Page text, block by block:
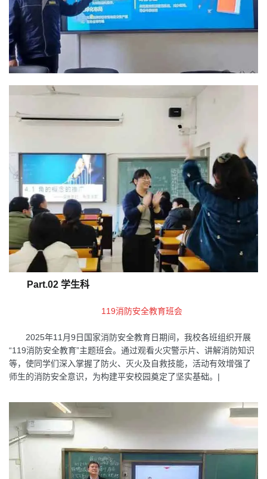
Part.02 学生科
119消防安全教育班会
2025年11月9日国家消防安全教育日期间，我校各班组织开展
“119消防安全教育”主题班会。通过观看火灾警示片、讲解消防知识
等，使同学们深入掌握了防火、灭火及自救技能，活动有效增强了
师生的消防安全意识，为构建平安校园奠定了坚实基础。|